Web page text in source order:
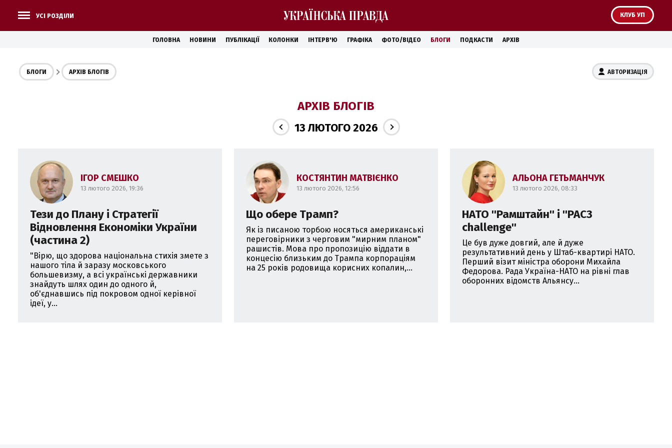
УСІ РОЗДІЛИ КЛУБ УП
ГОЛОВНА НОВИНИ ПУБЛІКАЦІЇ КОЛОНКИ ІНТЕРВ'Ю ГРАФІКА ФОТО/ВІДЕО БЛОГИ ПОДКАСТИ АРХІВ
АВТОРИЗАЦІЯ
БЛОГИ АРХІВ БЛОГІВ
АРХІВ БЛОГІВ
13 ЛЮТОГО 2026
ІГОР СМЕШКО
13 лютого 2026, 19:36
Тези до Плану і Стратегії
Відновлення Економіки України
(частина 2)
"Вірю, що здорова національна стихія змете з
нашого тіла й заразу московського
большевизму, а всі українські державники
знайдуть шлях один до одного й,
об'єднавшись під покровом одної керівної
ідеї, у...
КОСТЯНТИН МАТВІЄНКО
13 лютого 2026, 12:56
Що обере Трамп?
Як із писаною торбою носяться американські
переговірники з черговим "мирним планом"
рашистів. Мова про пропозицію віддати в
концесію близьким до Трампа корпораціям
на 25 років родовища корисних копалин,...
АЛЬОНА ГЕТЬМАНЧУК
13 лютого 2026, 08:33
НАТО ''Рамштайн'' і ''PAC3
challenge''
Це був дуже довгий, але й дуже
результативний день у Штаб-квартирі НАТО.
Перший візит міністра оборони Михайла
Федорова. Рада Україна-НАТО на рівні глав
оборонних відомств Альянсу...